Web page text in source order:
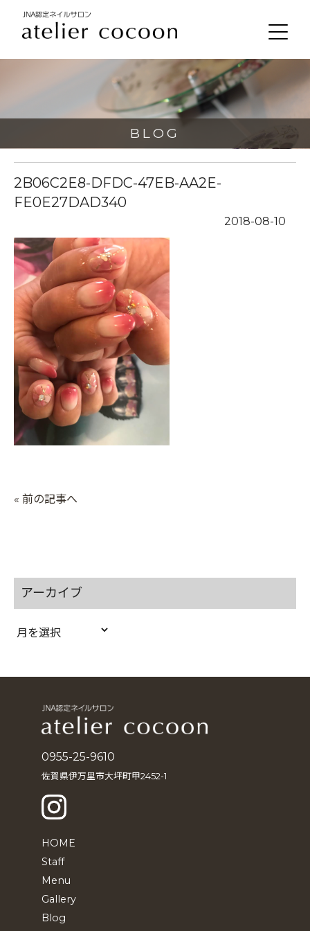
BLOG
2B06C2E8-DFDC-47EB-AA2E-
FE0E27DAD340
2018-08-10
« 前の記事へ
アーカイブ
ア
0955-25-9610
佐賀県伊万里市大坪町甲2452-1
HOME
Staff
Menu
Gallery
Blog